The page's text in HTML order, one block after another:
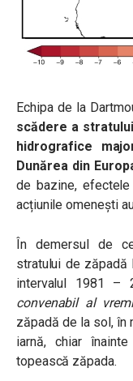
Echipa de la
scădere a
hidrografice
Dunărea din
de bazine,
acțiunile omenești
În demersul de
stratului de zăpadă
intervalul 1981 –
convenabil al
zăpadă de la sol, în
iarnă, chiar
topească zăpada.